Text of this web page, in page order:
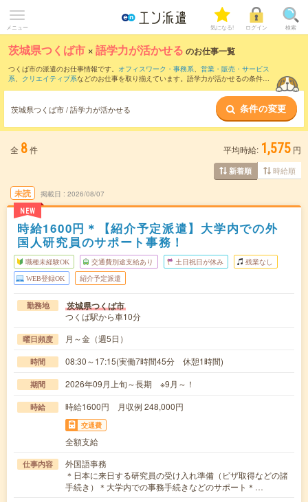
メニュー 気になる! ログイン 検索
茨城県つくば市 ×語学力が活かせる のお仕事一覧
つくば市の派遣のお仕事情報です。 オフィスワーク・事務系、 営業・販売・サービス
系、 クリエイティブ系などのお仕事を取り揃えています。語学力が活かせるの条件の
茨城県つくば市 / 語学力が活かせる 条件の変更
全 8件 平均時給: 1,575 円
新着順 時給順
未読
NEW
掲載日 2026/08/07
時給1600円＊【紹介予定派遣】大学内での外
国人研究員のサポート事務！
職種未経験OK 交通費別途支給あり 土日祝日が休み 残業なし
WEB登録OK 紹介予定派遣
勤務地 茨城県つくば市
つくば駅から車10分
曜日頻度 月～金（週5日）
時間 08:30～17:15(実働7時間45分 休憩1時間)
期間 2026年09月上旬～長期 ※9月～！
時給 時給1600円 月収例 248,000円
交通費
全額支給
仕事内容
外国語事務
＊日本に来日する研究員の受け入れ準備（ビザ取得などの諸
手続き）＊大学内での事務手続きなどのサポート＊…